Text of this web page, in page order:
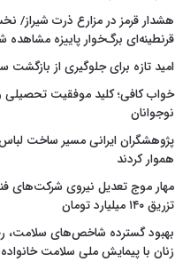
هشدار قرمز در مزارع ذرت شیراز/
قرنطینه‌ای برگ‌خوار پاییزه مشاهده
امید تازه برای جلوگیری از بازگشت
خواب کافی؛ کلید موفقیت تحصیلی
نوجوانان
پژوهشگران ایرانی مسیر ساخت
هموار کردند
مهار موج تعدیل نیروی شرکت‌های
تزریق ۱۴۰ میلیارد تومان
بهبود گسترده شاخص‌های سلامت،
زنان با پیمایش ملی سلامت